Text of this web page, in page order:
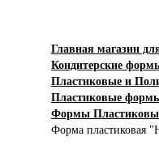
Главная магазин
Кондитерские
Пластиковые и
Пластиковые
Формы
Форма пластиковая